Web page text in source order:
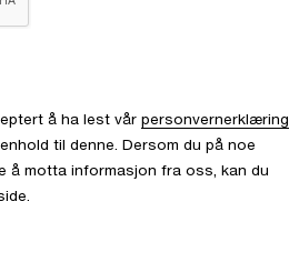
å ha lest vår personvernerklæring
til denne. Dersom du på noe
å motta informasjon fra oss, kan du